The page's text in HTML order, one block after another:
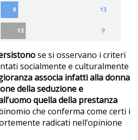
se si osservano i criteri
socialmente e culturalmente
associa infatti alla donna
della seduzione e
quella della prestanza
che conferma come certi i
radicati nell’opinione